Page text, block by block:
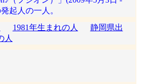
起人の一人。
1981年生まれの人
静岡県出
人